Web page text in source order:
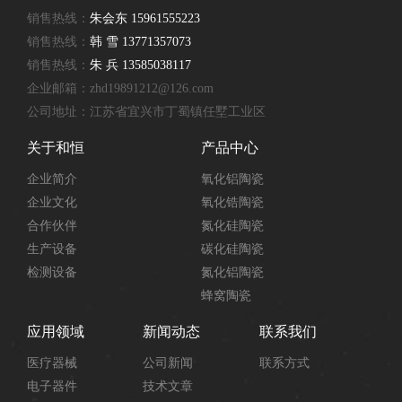
销售热线： 朱会东 15961555223
销售热线： 韩 雪 13771357073
销售热线： 朱 兵 13585038117
企业邮箱：zhd19891212@126.com
公司地址：江苏省宜兴市丁蜀镇任墅工业区
关于和恒
企业简介
企业文化
合作伙伴
生产设备
检测设备
产品中心
氧化铝陶瓷
氧化锆陶瓷
氮化硅陶瓷
碳化硅陶瓷
氮化铝陶瓷
蜂窝陶瓷
应用领域
医疗器械
电子器件
新闻动态
公司新闻
技术文章
联系我们
联系方式